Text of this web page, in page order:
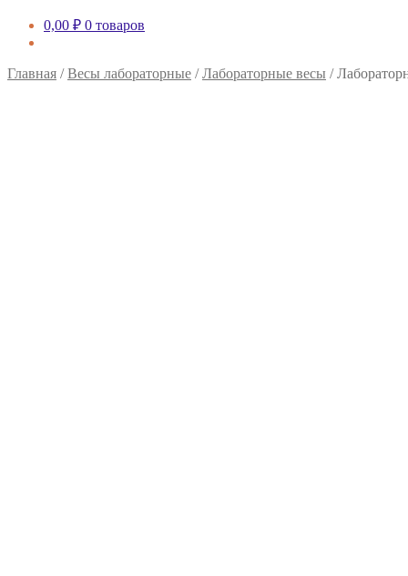
0,00 ₽ 0 товаров
Главная /Весы лабораторные /Лабораторные весы /